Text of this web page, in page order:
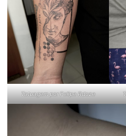
Tatuagem por Felipe Rdoze